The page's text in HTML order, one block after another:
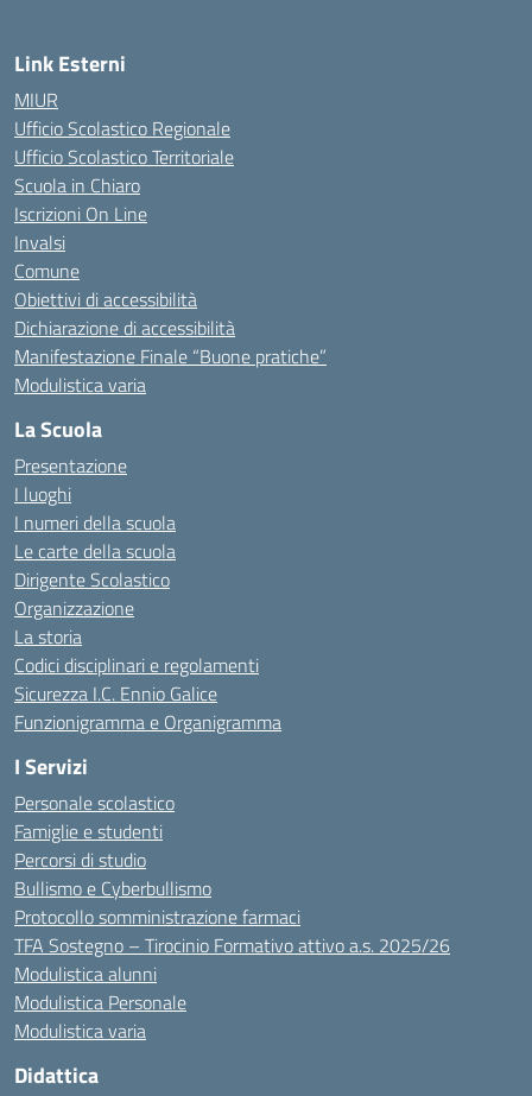
Link Esterni
MIUR
Ufficio Scolastico Regionale
Ufficio Scolastico Territoriale
Scuola in Chiaro
Iscrizioni On Line
Invalsi
Comune
Obiettivi di accessibilità
Dichiarazione di accessibilità
Manifestazione Finale “Buone pratiche”
Modulistica varia
La Scuola
Presentazione
I luoghi
I numeri della scuola
Le carte della scuola
Dirigente Scolastico
Organizzazione
La storia
Codici disciplinari e regolamenti
Sicurezza I.C. Ennio Galice
Funzionigramma e Organigramma
I Servizi
Personale scolastico
Famiglie e studenti
Percorsi di studio
Bullismo e Cyberbullismo
Protocollo somministrazione farmaci
TFA Sostegno – Tirocinio Formativo attivo a.s. 2025/26
Modulistica alunni
Modulistica Personale
Modulistica varia
Didattica